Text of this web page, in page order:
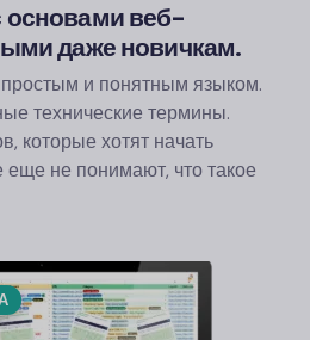
основами веб-
даже новичкам.
и понятным языком.
технические термины.
которые хотят начать
еще не понимают, что такое